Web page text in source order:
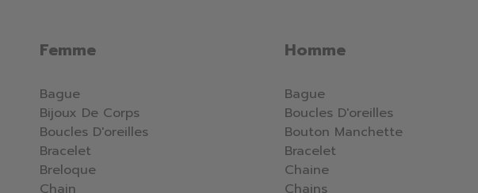
Femme
Bague
Bijoux De Corps
Boucles D'oreilles
Bracelet
Breloque
Homme
Bague
Boucles D'oreilles
Bouton Manchette
Bracelet
Chaine